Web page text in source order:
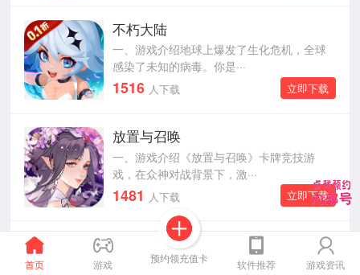
首页 游戏 预约领充值卡 软件推荐 游戏资讯
不朽大陆
一、游戏介绍地球上爆发了生化危机，全球
感染了未知的病毒。你是···
1516 人下载 立即下载
放置与召唤
一、游戏介绍《放置与召唤》卡牌竞技游
戏，在众神对战背景下，激···
1481 人下载 立即下载
天命传说
一、游戏介绍《天命传说》是一款经典武侠